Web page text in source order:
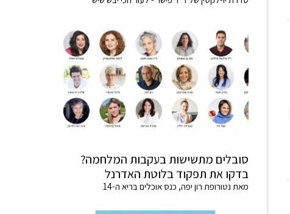
סובלים מתשישות בעקבות המלחמה?
בדקו את תפקוד בלוטת האדרנל
מאת נטורופת רון יפה, כנס אוכלים בריא ה-14